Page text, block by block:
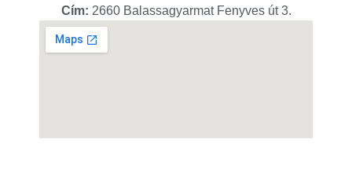
Cím: 2660 Balassagyarmat Fenyves út 3.